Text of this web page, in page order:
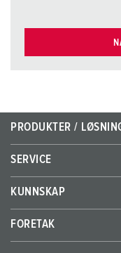
PRODUKTER /
SERVICE
KUNNSKAP
FORETAK